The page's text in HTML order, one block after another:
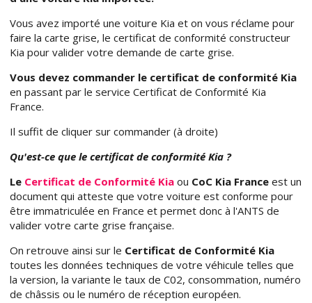
Vous avez importé une voiture Kia et on vous réclame pour
faire la carte grise, le certificat de conformité constructeur
Kia pour valider votre demande de carte grise.
Vous devez commander le certificat de conformité Kia
en passant par le service Certificat de Conformité Kia
France.
Il suffit de cliquer sur commander (à droite)
Qu'est-ce que le certificat de conformité Kia ?
Le Certificat de Conformité Kia ou CoC Kia France est un
document qui atteste que votre voiture est conforme pour
être immatriculée en France et permet donc à l'ANTS de
valider votre carte grise française.
On retrouve ainsi sur le Certificat de Conformité Kia
toutes les données techniques de votre véhicule telles que
la version, la variante le taux de C02, consommation, numéro
de châssis ou le numéro de réception européen.